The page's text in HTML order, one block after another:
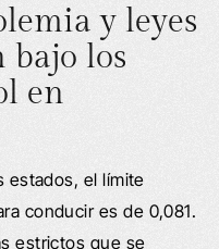
y leyes
bajo los
en
estados, el límite
conducir es de 0,081.
estrictos que se